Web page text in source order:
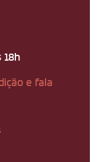
18h
e fala